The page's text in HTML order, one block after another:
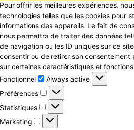
Pour offrir les meilleures expériences,
technologies telles que les cookies pour
informations des appareils. Le fait de
nous permettra de traiter des données
de navigation ou les ID uniques sur ce
consentir ou de retirer son
sur certaines caractéristiques et fonctions.
Fonctionnel
Fonctionnel
Always active
Préférences
Préférences
Statistiques Statistiques
Marketing Marketing